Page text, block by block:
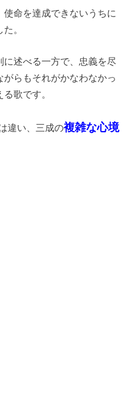
命を達成できないうちに
。
述べる一方で、忠義を尽
がらもそれがかなわなかっ
歌です。
違い、三成の複雑な心境